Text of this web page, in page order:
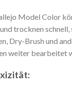
Model Color
trocknen
Dry-Brush und
weiter bearbeitet